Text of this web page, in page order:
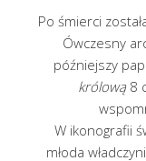
Po śmierci
Ówczesny
późniejszy
królową8
W ikonografii
młoda